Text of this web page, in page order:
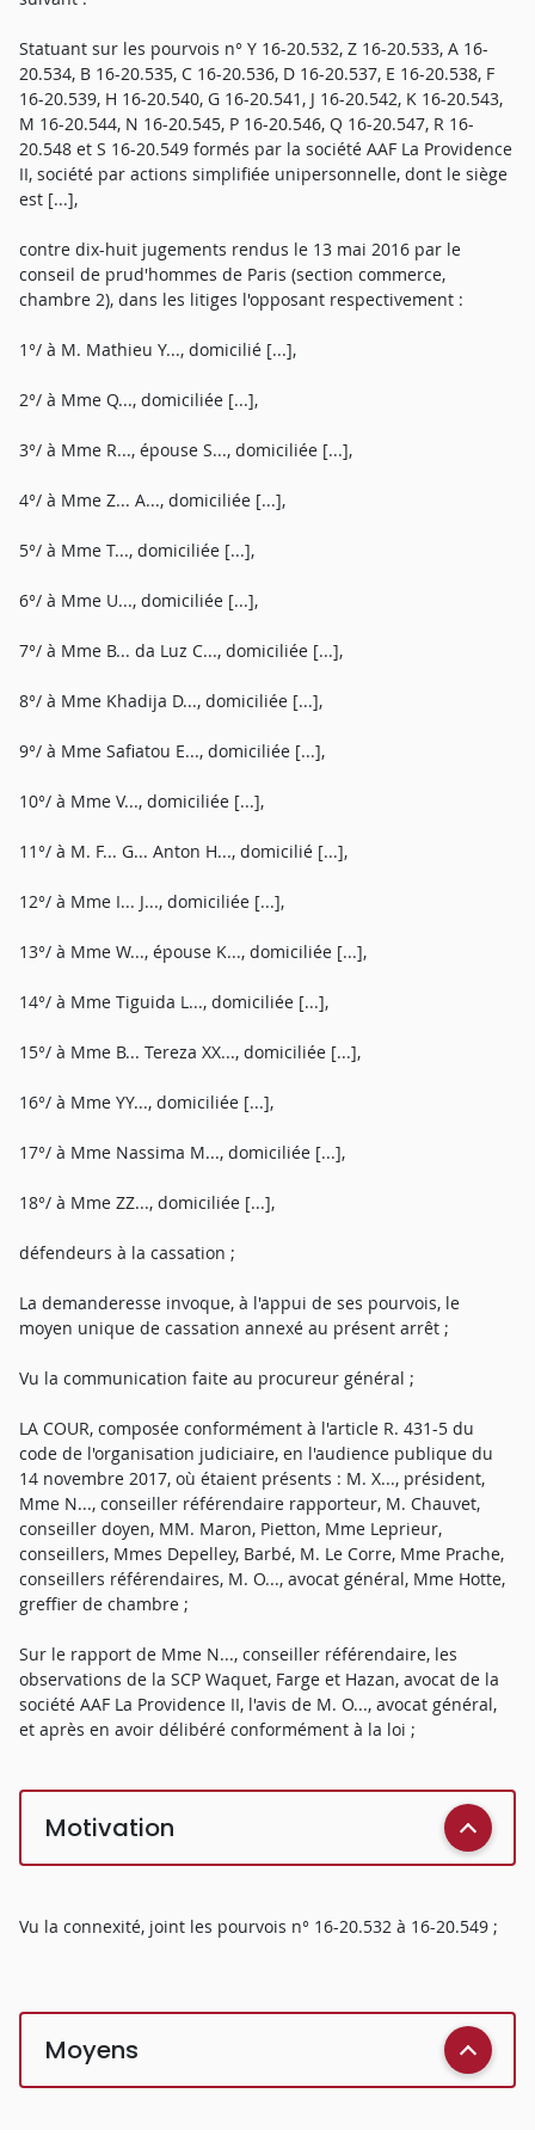
Statuant sur les pourvois n° Y 16-20.532, Z 16-20.533, A 16-
20.534, B 16-20.535, C 16-20.536, D 16-20.537, E 16-20.538, F
16-20.539, H 16-20.540, G 16-20.541, J 16-20.542, K 16-20.543,
M 16-20.544, N 16-20.545, P 16-20.546, Q 16-20.547, R 16-
20.548 et S 16-20.549 formés par la société AAF La Providence
II, société par actions simplifiée unipersonnelle, dont le siège
est [...],
contre dix-huit jugements rendus le 13 mai 2016 par le
conseil de prud'hommes de Paris (section commerce,
chambre 2), dans les litiges l'opposant respectivement :
1°/ à M. Mathieu Y..., domicilié [...],
2°/ à Mme Q..., domiciliée [...],
3°/ à Mme R..., épouse S..., domiciliée [...],
4°/ à Mme Z... A..., domiciliée [...],
5°/ à Mme T..., domiciliée [...],
6°/ à Mme U..., domiciliée [...],
7°/ à Mme B... da Luz C..., domiciliée [...],
8°/ à Mme Khadija D..., domiciliée [...],
9°/ à Mme Safiatou E..., domiciliée [...],
10°/ à Mme V..., domiciliée [...],
11°/ à M. F... G... Anton H..., domicilié [...],
12°/ à Mme I... J..., domiciliée [...],
13°/ à Mme W..., épouse K..., domiciliée [...],
14°/ à Mme Tiguida L..., domiciliée [...],
15°/ à Mme B... Tereza XX..., domiciliée [...],
16°/ à Mme YY..., domiciliée [...],
17°/ à Mme Nassima M..., domiciliée [...],
18°/ à Mme ZZ..., domiciliée [...],
défendeurs à la cassation ;
La demanderesse invoque, à l'appui de ses pourvois, le
moyen unique de cassation annexé au présent arrêt ;
Vu la communication faite au procureur général ;
LA COUR, composée conformément à l'article R. 431-5 du
code de l'organisation judiciaire, en l'audience publique du
14 novembre 2017, où étaient présents : M. X..., président,
Mme N..., conseiller référendaire rapporteur, M. Chauvet,
conseiller doyen, MM. Maron, Pietton, Mme Leprieur,
conseillers, Mmes Depelley, Barbé, M. Le Corre, Mme Prache,
conseillers référendaires, M. O..., avocat général, Mme Hotte,
greffier de chambre ;
Sur le rapport de Mme N..., conseiller référendaire, les
observations de la SCP Waquet, Farge et Hazan, avocat de la
société AAF La Providence II, l'avis de M. O..., avocat général,
et après en avoir délibéré conformément à la loi ;
Motivation
Vu la connexité, joint les pourvois n° 16-20.532 à 16-20.549 ;
Moyens